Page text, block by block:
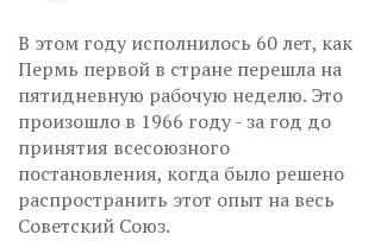
В этом году исполнилось 60 лет, как
Пермь первой в стране перешла на
пятидневную рабочую неделю. Это
произошло в 1966 году - за год до
принятия всесоюзного
постановления, когда было решено
распространить этот опыт на весь
Советский Союз.